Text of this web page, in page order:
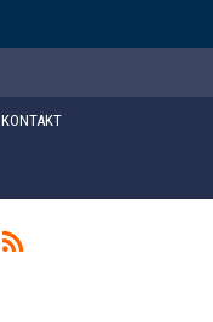
KONTAKT